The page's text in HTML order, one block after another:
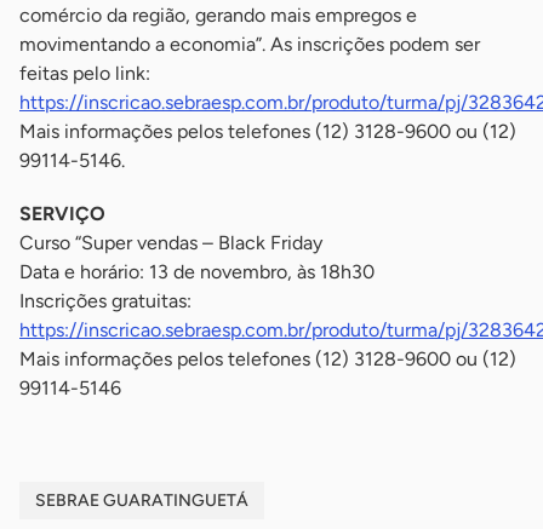
comércio da região, gerando mais empregos e
movimentando a economia”. As inscrições podem ser
feitas pelo link:
https://inscricao.sebraesp.com.br/produto/turma/pj/
Mais informações pelos telefones (12) 3128-9600 ou (12)
99114-5146.
SERVIÇO
Curso “Super vendas – Black Friday
Data e horário: 13 de novembro, às 18h30
Inscrições gratuitas:
https://inscricao.sebraesp.com.br/produto/turma/pj/
Mais informações pelos telefones (12) 3128-9600 ou (12)
99114-5146
SEBRAE GUARATINGUETÁ